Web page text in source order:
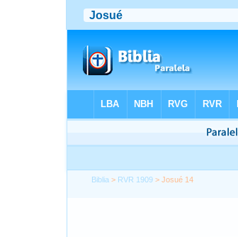
Biblia > RVR 1909 > Josué 14